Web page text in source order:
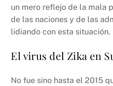
un mero reflejo de la mala
de las naciones y de las
lidiando con esta situación.
El virus del Zika en
No fue sino hasta el 2015